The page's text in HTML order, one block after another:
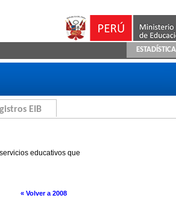
EIB
educativos que
« Volver a 2008